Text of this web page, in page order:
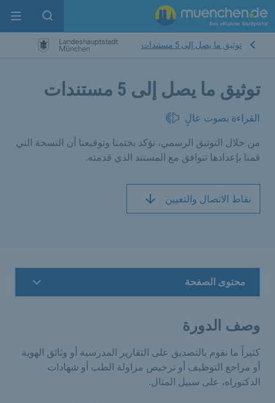
search
توثيق ما يصل إلى 5 مستندات
توثيق ما يصل إلى 5 مستندات
القراءة بصوت عالٍ
من خلال التوثيق الرسمي، نؤكد بختمنا وتوقيعنا أن النسخة التي
قمنا بإعدادها تتوافق مع المستند الذي قدمته.
نقاط الاتصال والتعيين
محتوى الصفحة
وصف الدورة
كثيراً ما نقوم بالتصديق على التقارير المدرسية أو وثائق الهوية
أو مراجع التوظيف أو ترخيص مزاولة الطب أو شهادات
الدكتوراه، على سبيل المثال.